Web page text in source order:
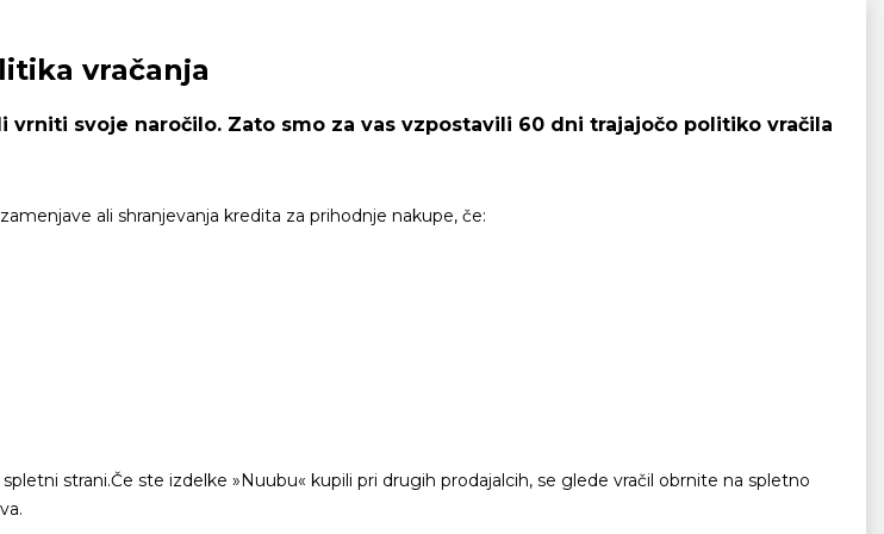
vračanja
svoje naročilo. Zato smo za vas vzpostavili 60 dni trajajočo politiko vračila
ali shranjevanja kredita za prihodnje nakupe, če:
strani.Če ste izdelke »Nuubu« kupili pri drugih prodajalcih, se glede vračil obrnite na spletno